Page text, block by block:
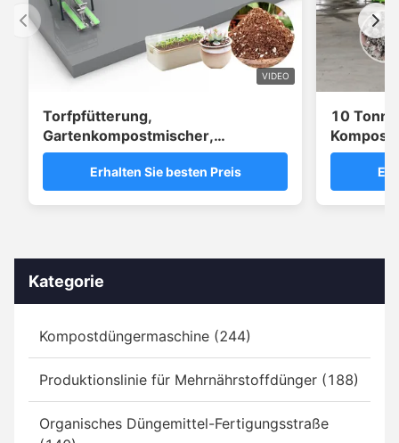
VIDEO
Torfpfütterung,
Gartenkompostmischer,
Gartenbodenverarbeitungsanlage
Erhalten Sie besten Preis
10
Kategorie
Kompostdüngermaschine (244)
Produktionslinie für Mehrnährstoffdünger (188)
Organisches Düngemittel-Fertigungsstraße